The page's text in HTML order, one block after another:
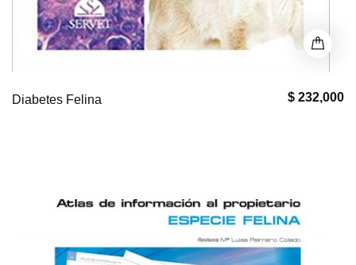
$ 232,000
Diabetes Felina